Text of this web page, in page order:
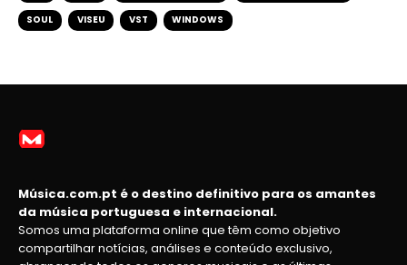
SOUL VISEU VST WINDOWS
Música.com.pt é o destino definitivo para os amantes
da música portuguesa e internacional.
Somos uma plataforma online que têm como objetivo
compartilhar notícias, análises e conteúdo exclusivo,